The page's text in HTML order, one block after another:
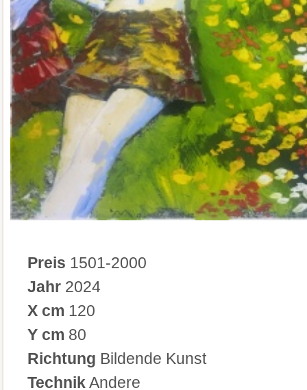
Preis 1501-2000
Jahr 2024
X cm 120
Y cm 80
Richtung Bildende Kunst
TechnikAndere